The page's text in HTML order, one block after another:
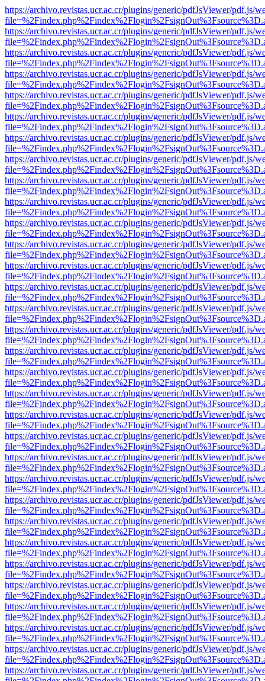
https://archivo.revistas.ucr.ac.cr/plugins/generic/pdfJsViewer/pdf.js/
https://archivo.revistas.ucr.ac.cr/plugins/generic/pdfJsViewer/pdf.js/
https://archivo.revistas.ucr.ac.cr/plugins/generic/pdfJsViewer/pdf.js/
https://archivo.revistas.ucr.ac.cr/plugins/generic/pdfJsViewer/pdf.js/
https://archivo.revistas.ucr.ac.cr/plugins/generic/pdfJsViewer/pdf.js/
https://archivo.revistas.ucr.ac.cr/plugins/generic/pdfJsViewer/pdf.js/
https://archivo.revistas.ucr.ac.cr/plugins/generic/pdfJsViewer/pdf.js/
https://archivo.revistas.ucr.ac.cr/plugins/generic/pdfJsViewer/pdf.js/
https://archivo.revistas.ucr.ac.cr/plugins/generic/pdfJsViewer/pdf.js/
https://archivo.revistas.ucr.ac.cr/plugins/generic/pdfJsViewer/pdf.js/
https://archivo.revistas.ucr.ac.cr/plugins/generic/pdfJsViewer/pdf.js/
https://archivo.revistas.ucr.ac.cr/plugins/generic/pdfJsViewer/pdf.js/
https://archivo.revistas.ucr.ac.cr/plugins/generic/pdfJsViewer/pdf.js/
https://archivo.revistas.ucr.ac.cr/plugins/generic/pdfJsViewer/pdf.js/
https://archivo.revistas.ucr.ac.cr/plugins/generic/pdfJsViewer/pdf.js/
https://archivo.revistas.ucr.ac.cr/plugins/generic/pdfJsViewer/pdf.js/
https://archivo.revistas.ucr.ac.cr/plugins/generic/pdfJsViewer/pdf.js/
https://archivo.revistas.ucr.ac.cr/plugins/generic/pdfJsViewer/pdf.js/
https://archivo.revistas.ucr.ac.cr/plugins/generic/pdfJsViewer/pdf.js/
https://archivo.revistas.ucr.ac.cr/plugins/generic/pdfJsViewer/pdf.js/
https://archivo.revistas.ucr.ac.cr/plugins/generic/pdfJsViewer/pdf.js/
https://archivo.revistas.ucr.ac.cr/plugins/generic/pdfJsViewer/pdf.js/
https://archivo.revistas.ucr.ac.cr/plugins/generic/pdfJsViewer/pdf.js/
https://archivo.revistas.ucr.ac.cr/plugins/generic/pdfJsViewer/pdf.js/
https://archivo.revistas.ucr.ac.cr/plugins/generic/pdfJsViewer/pdf.js/
https://archivo.revistas.ucr.ac.cr/plugins/generic/pdfJsViewer/pdf.js/
https://archivo.revistas.ucr.ac.cr/plugins/generic/pdfJsViewer/pdf.js/
https://archivo.revistas.ucr.ac.cr/plugins/generic/pdfJsViewer/pdf.js/
https://archivo.revistas.ucr.ac.cr/plugins/generic/pdfJsViewer/pdf.js/
https://archivo.revistas.ucr.ac.cr/plugins/generic/pdfJsViewer/pdf.js/
https://archivo.revistas.ucr.ac.cr/plugins/generic/pdfJsViewer/pdf.js/
https://archivo.revistas.ucr.ac.cr/plugins/generic/pdfJsViewer/pdf.js/